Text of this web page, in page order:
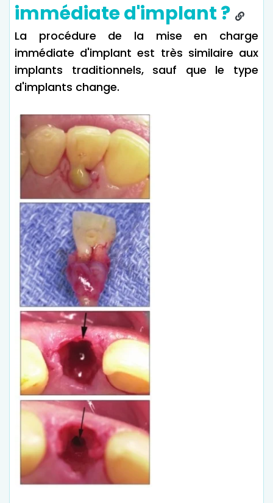
immédiate d'implant ?
La procédure de la mise en charge
immédiate d'implant est très similaire aux
implants traditionnels, sauf que le type
d'implants change.